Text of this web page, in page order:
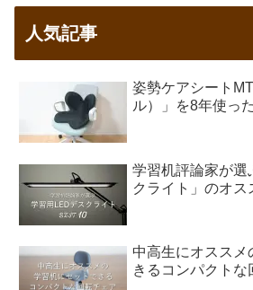
人気記事
姿勢ケアシート
ル）」を8年使っ
学習机評論家が選
クライト」のオス
中高生にオスス
きるコンパクトな